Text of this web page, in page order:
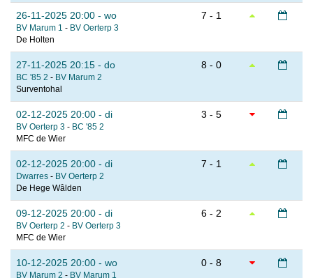
26-11-2025 20:00 - wo
BV Marum 1 - BV Oerterp 3
De Holten
7 - 1
27-11-2025 20:15 - do
BC '85 2 - BV Marum 2
Surventohal
8 - 0
02-12-2025 20:00 - di
BV Oerterp 3 - BC '85 2
MFC de Wier
3 - 5
02-12-2025 20:00 - di
Dwarres - BV Oerterp 2
De Hege Wâlden
7 - 1
09-12-2025 20:00 - di
BV Oerterp 2 - BV Oerterp 3
MFC de Wier
6 - 2
10-12-2025 20:00 - wo
BV Marum 2 - BV Marum 1
0 - 8